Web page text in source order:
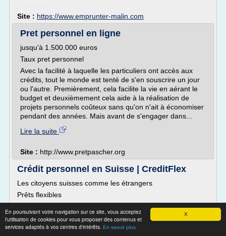
X
En poursuivant votre navigation sur ce site, vous acceptez
l'utilisation de cookies pour vous proposer des contenus et
services adaptés à vos centres d'intérêts. En savoir plus
Site : https://www.emprunter-malin.com
Pret personnel en ligne
jusqu'à 1.500.000 euros
Taux pret personnel
Avec la facilité à laquelle les particuliers ont accès aux
crédits, tout le monde est tenté de s'en souscrire un jour
ou l'autre. Premièrement, cela facilite la vie en aérant le
budget et deuxièmement cela aide à la réalisation de
projets personnels coûteux sans qu'on n'ait à économiser
pendant des années. Mais avant de s'engager dans...
Lire la suite
Site : http://www.pretpascher.org
Crédit personnel en Suisse | CreditFlex
Les citoyens suisses comme les étrangers
Prêts flexibles
Définissez-vous même les modalités de votre crédit
personnel selon vos préférences:
Prêt de 3'000 à 250'000.-